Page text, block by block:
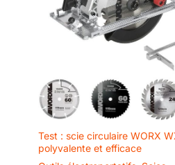
Test : scie circulaire WORX
polyvalente et efficace